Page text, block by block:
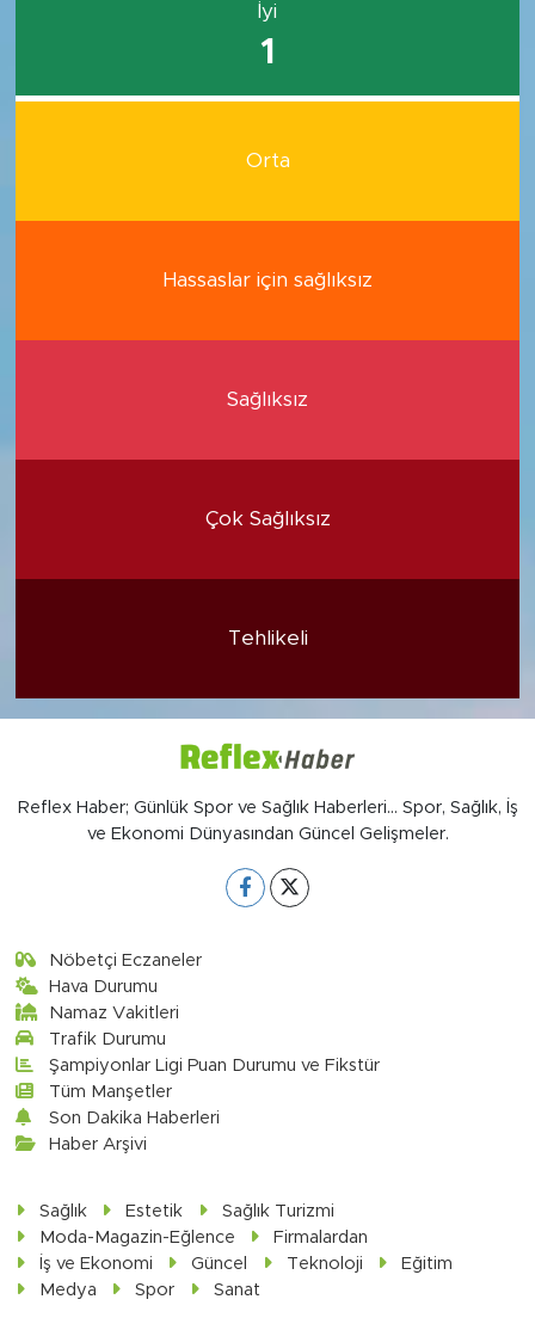
İyi
1
Orta
Hassaslar için sağlıksız
Sağlıksız
Çok Sağlıksız
Tehlikeli
Reflex Haber; Günlük Spor ve Sağlık Haberleri... Spor, Sağlık, İş
ve Ekonomi Dünyasından Güncel Gelişmeler.
Nöbetçi Eczaneler
Hava Durumu
Namaz Vakitleri
Trafik Durumu
Şampiyonlar Ligi Puan Durumu ve Fikstür
Tüm Manşetler
Son Dakika Haberleri
Haber Arşivi
Sağlık Estetik
Sağlık Turizmi
Moda-Magazin-Eğlence
Firmalardan
İş ve Ekonomi
Güncel Teknoloji
Eğitim
Medya
Spor Sanat